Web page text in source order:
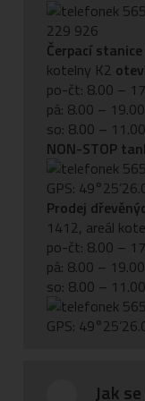
229 926
Čerpací stanice
kotelny K2
po-čt: 8.00 –
pá: 8.00 –
so: 8.00 –
NON-STOP
GPS:
Prodej
1412, areál
po-čt: 8.00 –
pá: 8.00 –
so: 8.00 –
GPS:
Jak